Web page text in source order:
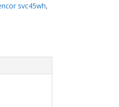
svc45wh,